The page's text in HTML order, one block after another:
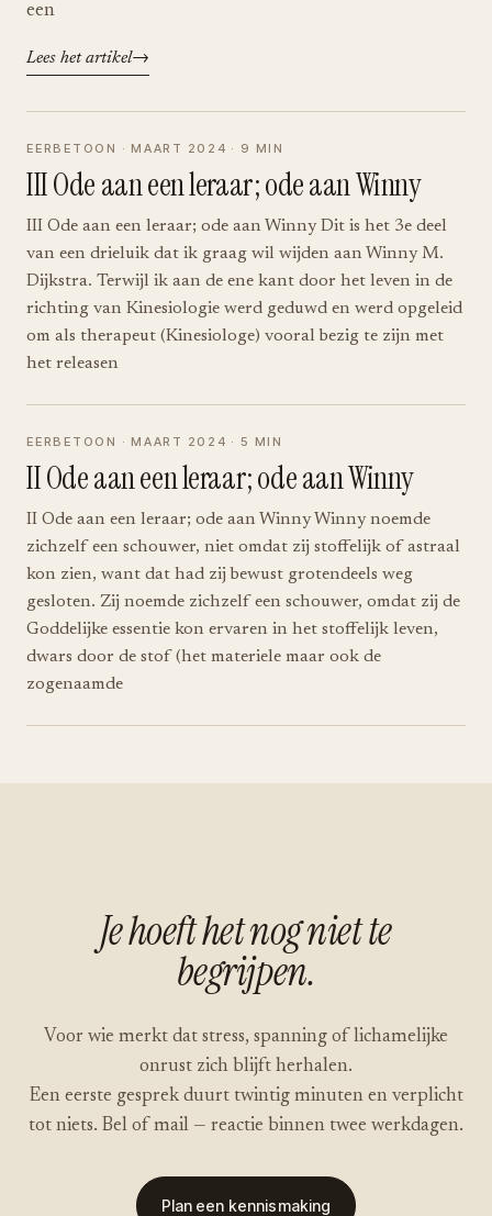
een
Lees het artikel
EERBETOON · MAART 2024 · 9 MIN
III Ode aan een leraar; ode aan Winny
III Ode aan een leraar; ode aan Winny Dit is het 3e deel
van een drieluik dat ik graag wil wijden aan Winny M.
Dijkstra. Terwijl ik aan de ene kant door het leven in de
richting van Kinesiologie werd geduwd en werd opgeleid
om als therapeut (Kinesiologe) vooral bezig te zijn met
het releasen
EERBETOON · MAART 2024 · 5 MIN
II Ode aan een leraar; ode aan Winny
II Ode aan een leraar; ode aan Winny Winny noemde
zichzelf een schouwer, niet omdat zij stoffelijk of astraal
kon zien, want dat had zij bewust grotendeels weg
gesloten. Zij noemde zichzelf een schouwer, omdat zij de
Goddelijke essentie kon ervaren in het stoffelijk leven,
dwars door de stof (het materiele maar ook de
zogenaamde
Je hoeft het nog niet te
begrijpen.
Voor wie merkt dat stress, spanning of lichamelijke
onrust zich blijft herhalen.
Een eerste gesprek duurt twintig minuten en verplicht
tot niets. Bel of mail — reactie binnen twee werkdagen.
Plan een kennismaking